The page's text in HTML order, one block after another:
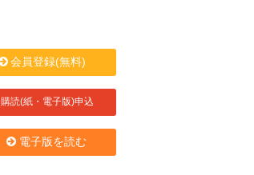
会員登録(無料)
購読(紙・電子版)申込
電子版を読む